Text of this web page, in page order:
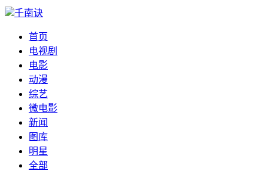
千南诀
首页
电视剧
电影
动漫
综艺
微电影
新闻
图库
明星
全部